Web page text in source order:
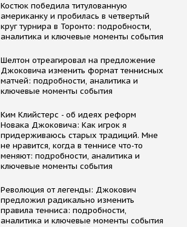
Костюк победила титулованную
американку и пробилась в четвертый
круг турнира в Торонто: подробности,
аналитика и ключевые моменты события
Шелтон отреагировал на предложение
Джоковича изменить формат теннисных
матчей: подробности, аналитика и
ключевые моменты события
Kим Kлийстерс - об идеях реформ
Новака Джоковича: Kак игрок я
придерживаюсь старых традиций. Мне
не нравится, когда в теннисе что-то
меняют: подробности, аналитика и
ключевые моменты события
Революция от легенды: Джокович
предложил радикально изменить
правила тенниса: подробности,
аналитика и ключевые моменты события